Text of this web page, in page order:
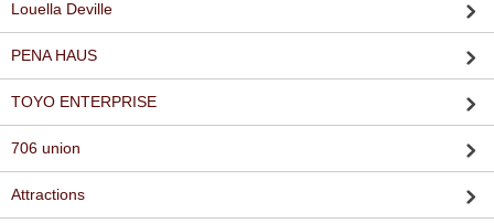
Louella Deville
PENA HAUS
TOYO ENTERPRISE
706 union
Attractions